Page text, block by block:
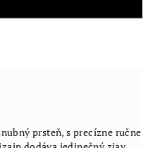
prsteň, s precízne ručne